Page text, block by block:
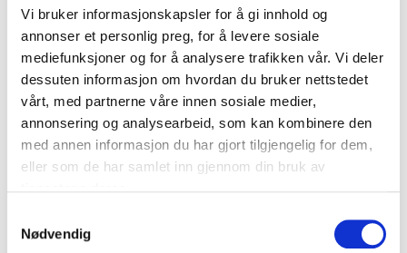
Vi bruker informasjonskapsler for å gi innhold og
annonser et personlig preg, for å levere sosiale
mediefunksjoner og for å analysere trafikken vår. Vi deler
dessuten informasjon om hvordan du bruker nettstedet
vårt, med partnerne våre innen sosiale medier,
annonsering og analysearbeid, som kan kombinere den
med annen informasjon du har gjort tilgjengelig for dem,
eller som de har samlet inn gjennom din bruk av
Nødvendig
Navn
Motiv
LEGG I HANDLEKURV KLIKK & HENT
Velg Størrelse
Leveringstiden forlenges dersom produkter personaliseres.
Produkter med trykk kan ikke byttes eller returneres.